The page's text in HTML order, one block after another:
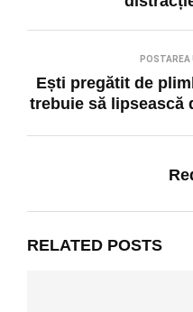
POSTAREA
Ești pregătit de
trebuie să lipsească
RELATED POSTS